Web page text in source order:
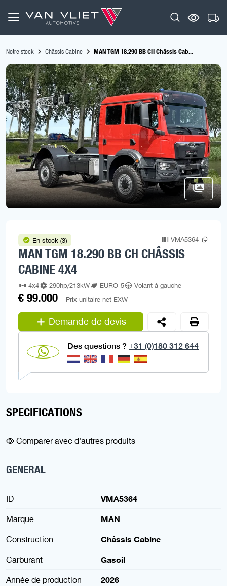
Notre stock Châssis Cabine MAN TGM 18.290 BB CH Châssis Cab...
En stock (3) VMA5364
MAN TGM 18.290 BB CH CHÂSSIS
CABINE 4X4
4x4 290hp/213kW EURO-5 Volant à gauche
€ 99.000 Prix unitaire net EXW
Demande de devis
Des questions ? +31 (0)180 312 644
SPECIFICATIONS
Comparer avec d'autres produits
GENERAL
ID
VMA5364
Marque
MAN
Construction
Châssis Cabine
Carburant
Gasoil
Année de production
2026